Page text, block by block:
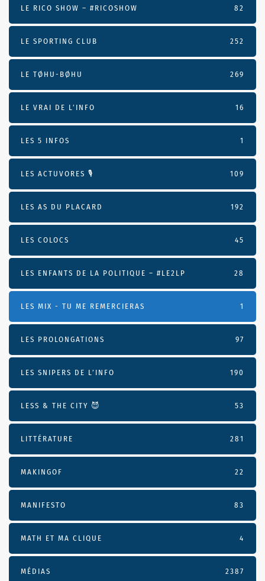
LE RICO SHOW – #RICOSHOW 82
LE SPORTING CLUB 252
LE TØHU-BØHU 269
LE VRAI DE L’INFO 16
LES 5 INFOS 1
LES ACTUVORES 🎙 109
LES AS DU PLACARD 192
LES COLOCS 45
LES ENFANTS DE LA POLITIQUE – #LE2LP 28
LES MIX - TU ME REMERCIERAS 1
LES PROLONGATIONS 97
LES SNIPERS DE L’INFO 190
LESS & THE CITY 😈 53
LITTÉRATURE 281
MAKINGOF 22
MANIFESTO 83
MATH ET MA CLIQUE 4
MÉDIAS 2387